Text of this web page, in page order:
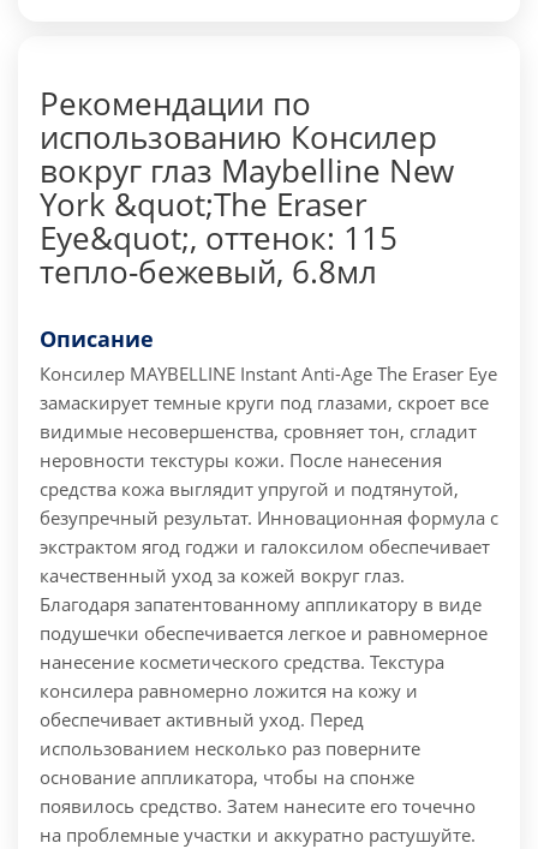
Рекомендации по
использованию Консилер
вокруг глаз Maybelline New
York &quot;The Eraser
Eye&quot;, оттенок: 115
тепло-бежевый, 6.8мл
Описание
Консилер MAYBELLINE Instant Anti-Age The Eraser Eye
замаскирует темные круги под глазами, скроет все
видимые несовершенства, сровняет тон, сгладит
неровности текстуры кожи. После нанесения
средства кожа выглядит упругой и подтянутой,
безупречный результат. Инновационная формула с
экстрактом ягод годжи и галоксилом обеспечивает
качественный уход за кожей вокруг глаз.
Благодаря запатентованному аппликатору в виде
подушечки обеспечивается легкое и равномерное
нанесение косметического средства. Текстура
консилера равномерно ложится на кожу и
обеспечивает активный уход. Перед
использованием несколько раз поверните
основание аппликатора, чтобы на спонже
появилось средство. Затем нанесите его точечно
на проблемные участки и аккуратно растушуйте.